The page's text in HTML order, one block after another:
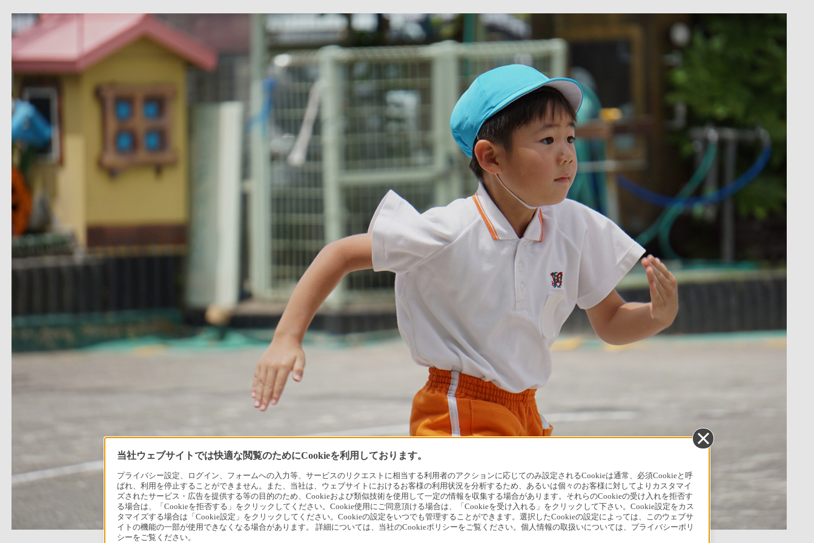
当社ウェブサイトでは快適な閲覧のためにCookieを利用しております。
プライバシー設定、ログイン、フォームへの入力等、サービスのリクエストに相当する利用者のアクションに応じてのみ設定されるCookieは通常、必須Cookieと呼
ばれ、利用を停止することができません。また、当社は、ウェブサイトにおけるお客様の利用状況を分析するため、あるいは個々のお客様に対してよりカスタマイ
ズされたサービス・広告を提供する等の目的のため、Cookieおよび類似技術を使用して一定の情報を収集する場合があります。それらのCookieの受け入れを拒否す
る場合は、「Cookieを拒否する」をクリックしてください。Cookie使用にご同意頂ける場合は、「Cookieを受け入れる」をクリックして下さい。Cookie設定をカス
タマイズする場合は「Cookie設定」をクリックしてください。Cookieの設定をいつでも管理することができます。選択したCookieの設定によっては、このウェブサ
イトの機能の一部が使用できなくなる場合があります。 詳細については、当社のCookieポリシーをご覧ください。個人情報の取扱いについては、プライバシーポリ
シーをご覧ください。